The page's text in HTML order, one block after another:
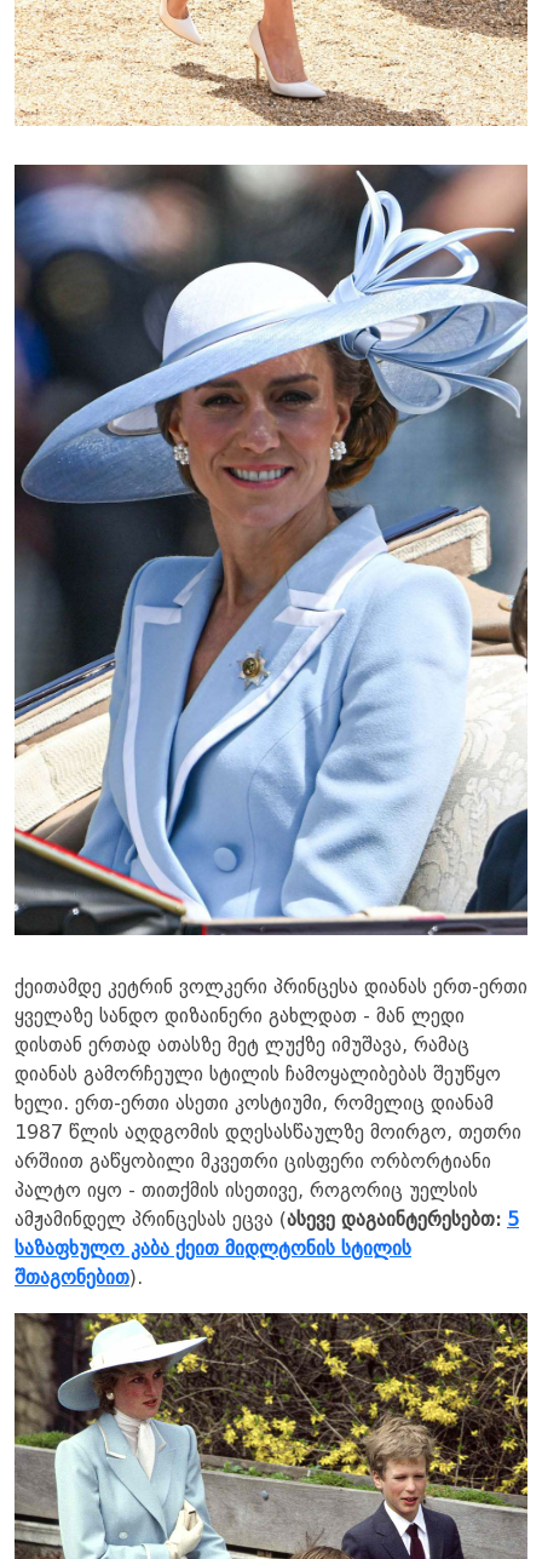
ქეითამდე კეტრინ ვოლკერი პრინცესა დიანას ერთ-ერთი
ყველაზე სანდო დიზაინერი გახლდათ - მან ლედი
დისთან ერთად ათასზე მეტ ლუქზე იმუშავა, რამაც
დიანას გამორჩეული სტილის ჩამოყალიბებას შეუწყო
ხელი. ერთ-ერთი ასეთი კოსტიუმი, რომელიც დიანამ
1987 წლის აღდგომის დღესასწაულზე მოირგო, თეთრი
არშიით გაწყობილი მკვეთრი ცისფერი ორბორტიანი
პალტო იყო - თითქმის ისეთივე, როგორიც უელსის
ამჟამინდელ პრინცესას ეცვა (ასევე დაგაინტერესებთ: 5
საზაფხულო კაბა ქეით მიდლტონის სტილის
შთაგონებით).